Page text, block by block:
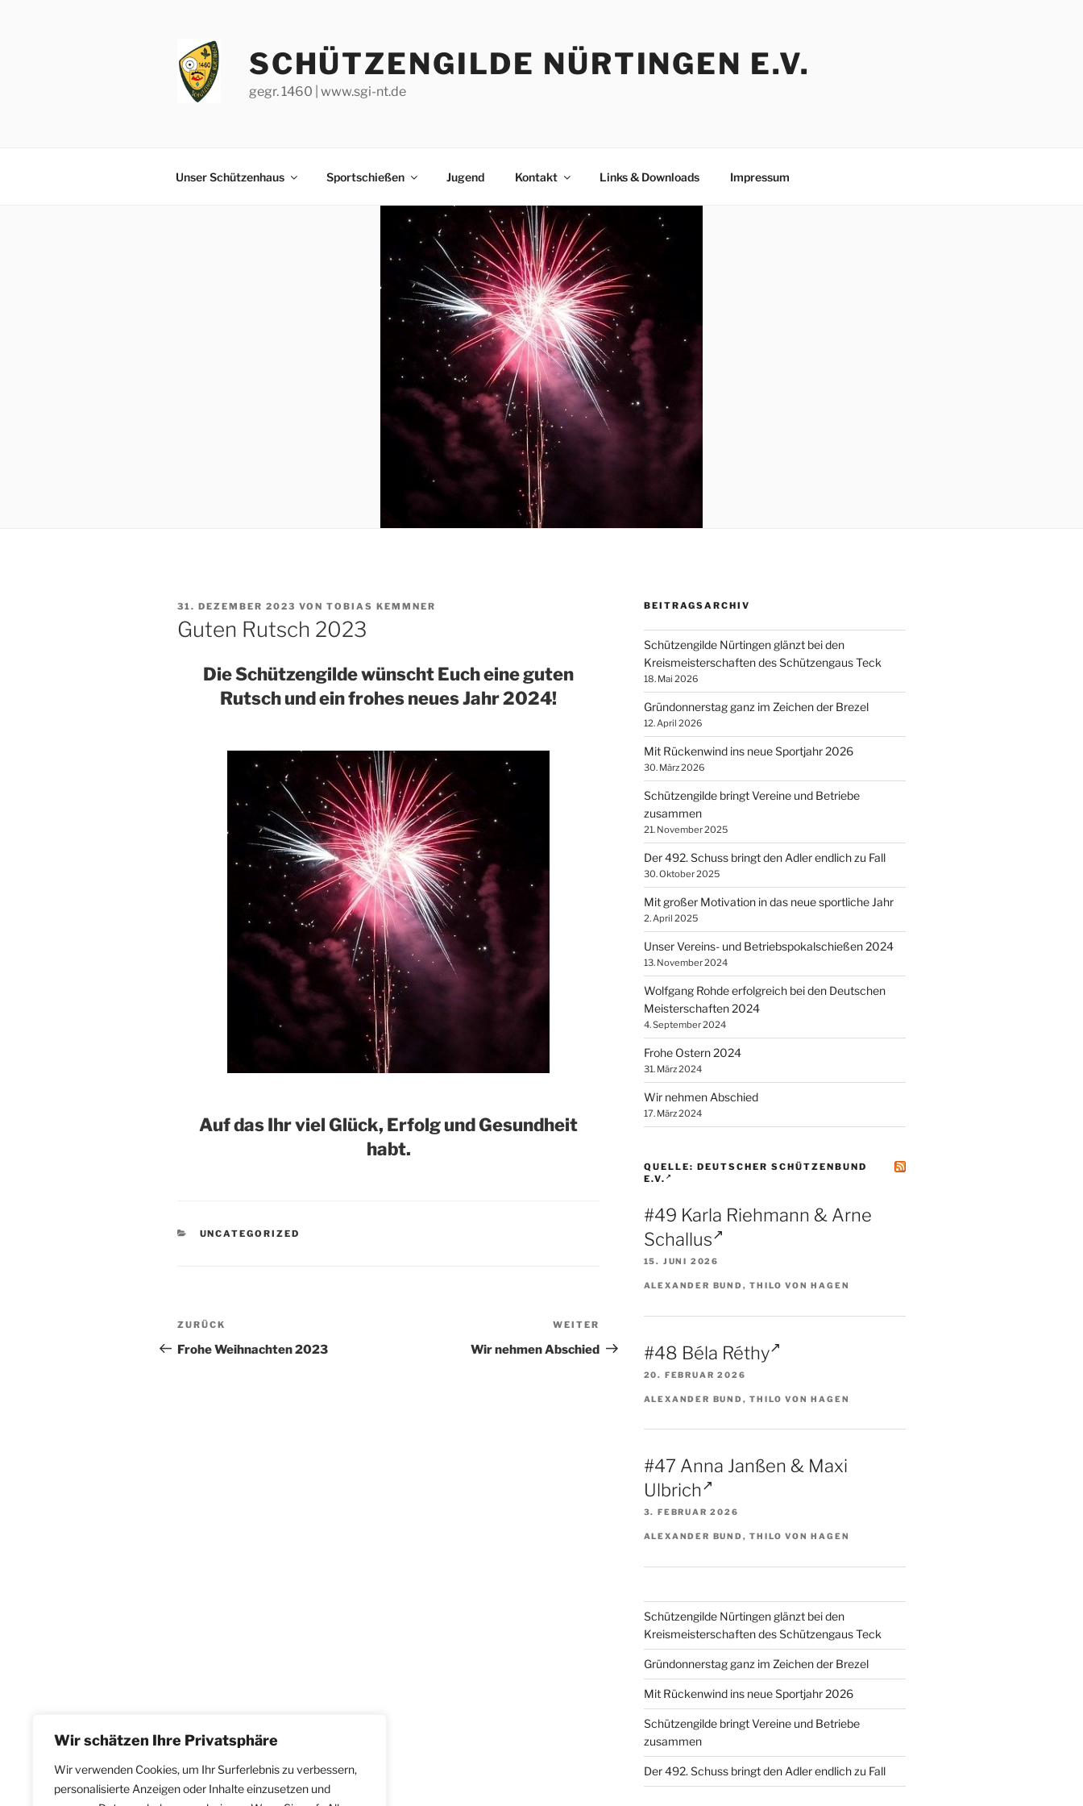
Wir schätzen Ihre Privatsphäre
Wir verwenden Cookies, um Ihr Surferlebnis zu verbessern,
personalisierte Anzeigen oder Inhalte einzusetzen und
SCHÜTZENGILDE NÜRTINGEN E.V.
gegr. 1460 | www.sgi-nt.de
Unser Schützenhaus Sportschießen Jugend Kontakt Links & Downloads Impressum
VERÖFFENTLICHT
AM
31. DEZEMBER 2023 VON TOBIAS KEMMNER
Guten Rutsch 2023
Die Schützengilde wünscht Euch eine guten
Rutsch und ein frohes neues Jahr 2024!
Auf das Ihr viel Glück, Erfolg und Gesundheit
habt.
KATEGORIEN
UNCATEGORIZED
Beitragsnavigation
Vorheriger
Beitrag
ZURÜCK
Frohe Weihnachten 2023
Beitrag
WEITER
Wir nehmen Abschied
BEITRAGSARCHIV
Schützengilde Nürtingen glänzt bei den
Kreismeisterschaften des Schützengaus Teck
18. Mai 2026
Gründonnerstag ganz im Zeichen der Brezel
12. April 2026
Mit Rückenwind ins neue Sportjahr 2026
30. März 2026
Schützengilde bringt Vereine und Betriebe
zusammen
21. November 2025
Der 492. Schuss bringt den Adler endlich zu Fall
30. Oktober 2025
Mit großer Motivation in das neue sportliche Jahr
2. April 2025
Unser Vereins- und Betriebspokalschießen 2024
13. November 2024
Wolfgang Rohde erfolgreich bei den Deutschen
Meisterschaften 2024
4. September 2024
Frohe Ostern 2024
31. März 2024
Wir nehmen Abschied
17. März 2024
QUELLE: DEUTSCHER SCHÜTZENBUND
E.V.
#49 Karla Riehmann & Arne
Schallus
15. JUNI 2026
ALEXANDER BUND, THILO VON HAGEN
#48 Béla Réthy
20. FEBRUAR 2026
ALEXANDER BUND, THILO VON HAGEN
#47 Anna Janßen & Maxi
Ulbrich
3. FEBRUAR 2026
ALEXANDER BUND, THILO VON HAGEN
Schützengilde Nürtingen glänzt bei den
Kreismeisterschaften des Schützengaus Teck
Gründonnerstag ganz im Zeichen der Brezel
Mit Rückenwind ins neue Sportjahr 2026
Schützengilde bringt Vereine und Betriebe
zusammen
Der 492. Schuss bringt den Adler endlich zu Fall